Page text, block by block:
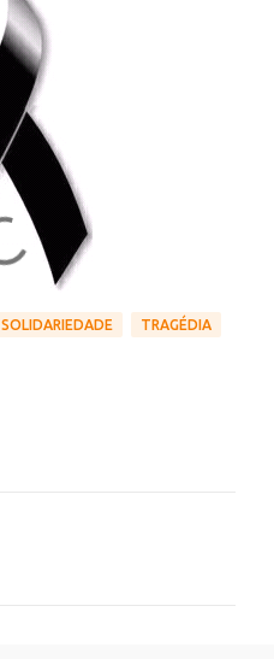
SOLIDARIEDADE TRAGÉDIA